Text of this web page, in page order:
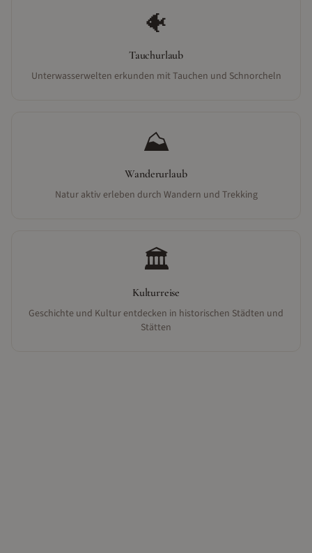
🐠
Tauchurlaub
Unterwasserwelten erkunden mit Tauchen und Schnorcheln
⛰️
Wanderurlaub
Natur aktiv erleben durch Wandern und Trekking
🏛️
Kulturreise
Geschichte und Kultur entdecken in historischen Städten und
Stätten